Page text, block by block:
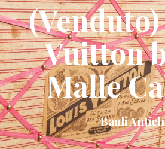
Vuitton
Malle
Bauli